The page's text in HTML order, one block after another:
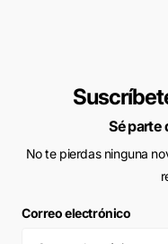
Sé parte
No te pierdas ninguna
Correo electrónico